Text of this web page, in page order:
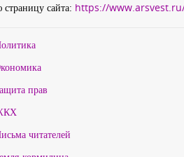
сайта: https://
прав
читателей